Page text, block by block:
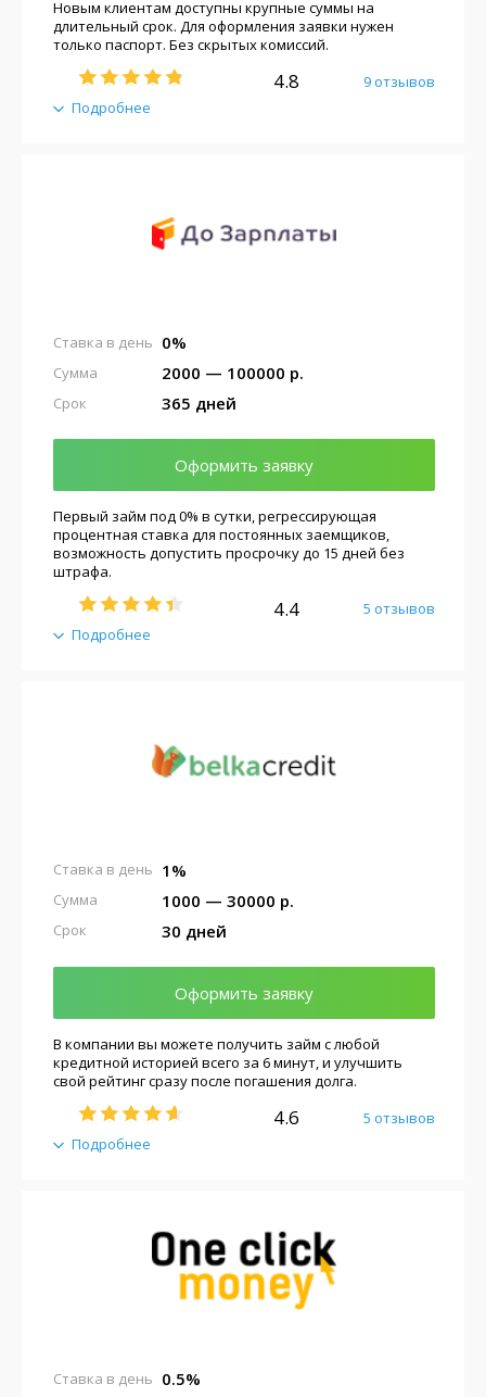
Подробнее
Новым клиентам доступны крупные суммы на
длительный срок. Для оформления заявки нужен
только паспорт. Без скрытых комиссий.
4.8 9 отзывов
0%
Ставка в день
2000 — 100000 р.
Сумма
365 дней
Срок
Оформить заявку
Подробнее
Первый займ под 0% в сутки, регрессирующая
процентная ставка для постоянных заемщиков,
возможность допустить просрочку до 15 дней без
штрафа.
4.4 5 отзывов
1%
Ставка в день
1000 — 30000 р.
Сумма
30 дней
Срок
Оформить заявку
Подробнее
В компании вы можете получить займ с любой
кредитной историей всего за 6 минут, и улучшить
свой рейтинг сразу после погашения долга.
4.6 5 отзывов
0.5%
Ставка в день